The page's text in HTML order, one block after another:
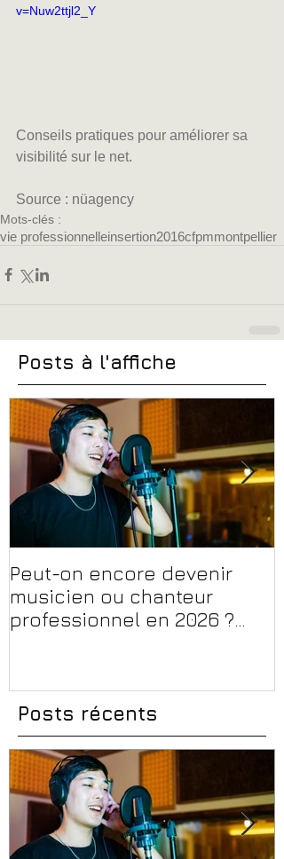
v=Nuw2ttjl2_Y
Conseils pratiques pour améliorer sa
visibilité sur le net.
Source : nüagency
Mots-clés :
vie professionnelleinsertion2016cfpmmontpellier
Posts à l'affiche
Peut-on encore devenir
musicien ou chanteur
professionnel en 2026 ?
Posts récents